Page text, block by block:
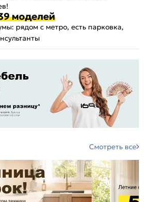
моделей
рядом с метро, есть парковка,
Смотреть все